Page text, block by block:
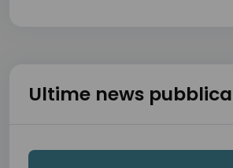
Ultime news